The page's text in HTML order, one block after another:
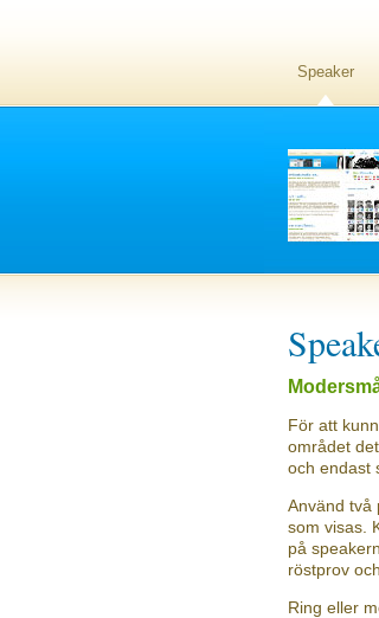
Speaker
För att
området
och endast
Använd två
som visas.
på
röstprov
Ring eller